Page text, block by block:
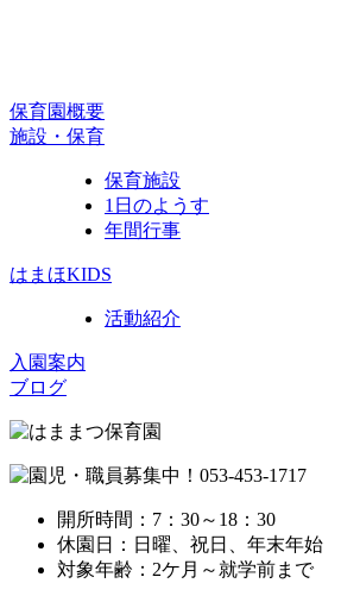
保育園概要
施設・保育
保育施設
1日のようす
年間行事
はまほKIDS
活動紹介
入園案内
ブログ
開所時間：7：30～18：30
休園日：日曜、祝日、年末年始
対象年齢：2ケ月～就学前まで